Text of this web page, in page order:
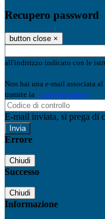
Recupero password
button close ×
all'indirizzo indicato con le
Non hai una e-mail associata
tramite la Login Spaggiari
E-mail inviata, si prega di
Errore
Chiudi
Successo
Chiudi
Informazione